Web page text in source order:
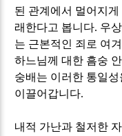
된 관계에서 멀어지게
래한다고 봅니다. 우
는 근본적인 죄로 여
하느님께 대한 흠숭
숭배는 이러한 통일
이끌어갑니다.
내적 가난과 철저한